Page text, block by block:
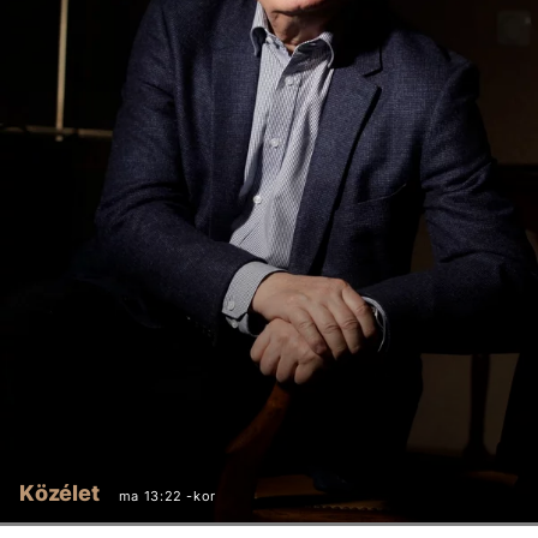
Közélet ma 13:22 -kor